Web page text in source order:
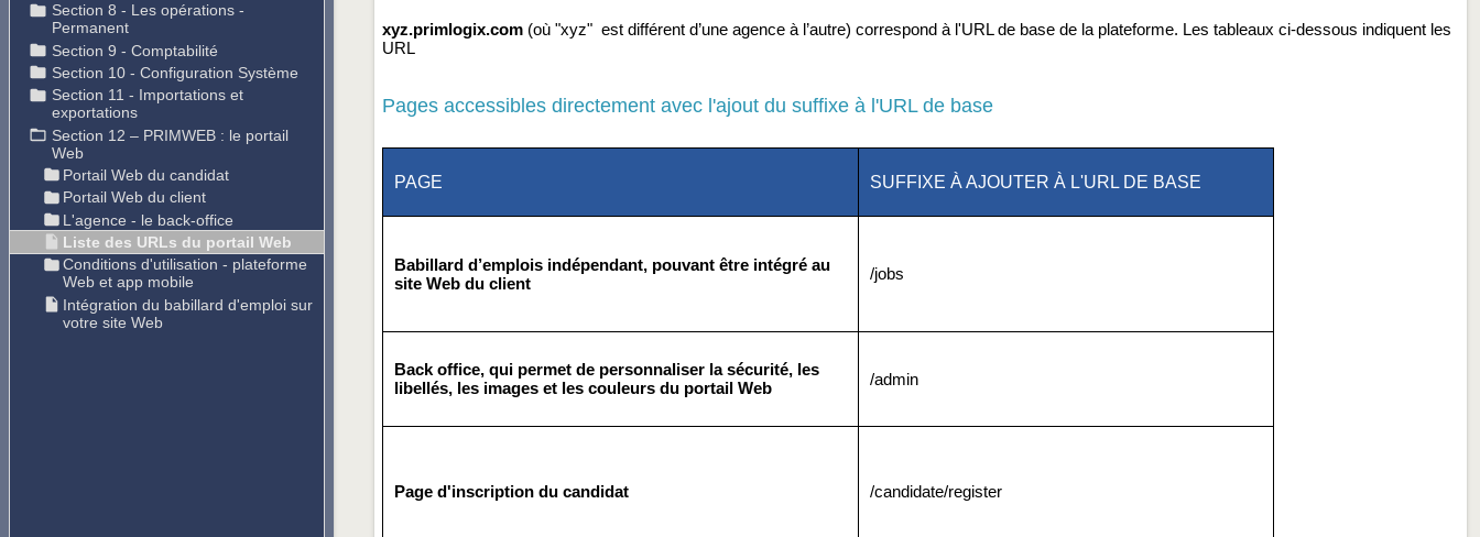
xyz.primlogix.com (où "xyz" est différent d’une agence à l’autre) correspond à l'URL de base de la plateforme. Les tableaux ci-dessous indiquent les
URL
Pages accessibles directement avec l'ajout du suffixe à l'URL de base
PAGE SUFFIXE À AJOUTER À L'URL DE BASE
Babillard d’emplois indépendant, pouvant être intégré au
site Web du client
/jobs
Back office, qui permet de personnaliser la sécurité, les
libellés, les images et les couleurs du portail Web
/admin
Page d'inscription du candidat /candidate/register